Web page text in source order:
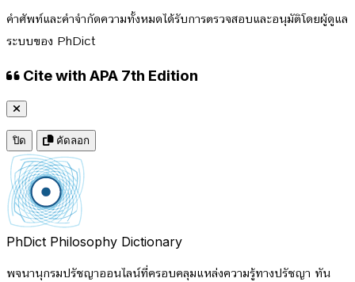
คำศัพท์และคำจำกัดความทั้งหมดได้รับการตรวจสอบและอนุมัติโดยผู้ดูแล
ระบบของ PhDict
Cite with APA 7th Edition
ปิด คัดลอก
PhDict Philosophy Dictionary
พจนานุกรมปรัชญาออนไลน์ที่ครอบคลุมแหล่งความรู้ทางปรัชญา ทัน